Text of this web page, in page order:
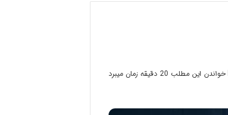
خواندن این مطلب 20 دقیقه زمان میبرد